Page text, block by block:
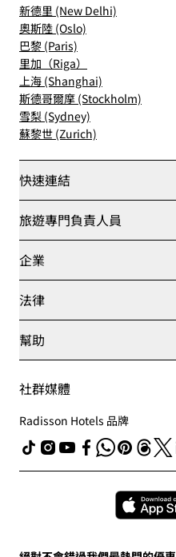
新德里 (New Delhi)
奧斯陸 (Oslo)
巴黎 (Paris)
里加（Riga）
上海 (Shanghai)
斯德哥爾摩 (Stockholm)
雪梨 (Sydney)
蘇黎世 (Zurich)
快速連結
Radisson Rewards
Blog
目的地
Radisson Hotels APP
運動認證的酒店
適合家庭的酒店
健康與安全
旅遊專門負責人員
夥伴
企業
麗笙酒店集團
工作機會 RHG
工作機會 PPHE
The Club by RHG
責任企業
採購
法律
隱私權中心
網站使用協定
現代奴役制聲明書
幫助
聯絡
網站地圖
社群媒體
Radisson Hotels 品牌